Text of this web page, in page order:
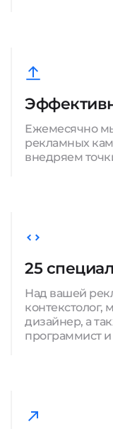
Ежемесячно
рекламных
внедряем
25
Над вашей
контекстолог,
дизайнер, а
программист и